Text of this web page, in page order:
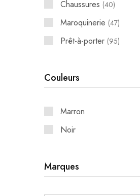
Chaussures 40
Maroquinerie 47
Prêt-à-porter 95
Couleurs
Marron
Noir
Marques